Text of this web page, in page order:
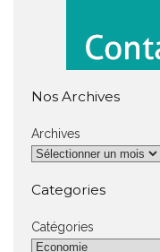
Nos Archives
Archives
Categories
Catégories